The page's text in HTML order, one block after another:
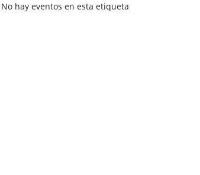
No hay eventos en esta etiqueta